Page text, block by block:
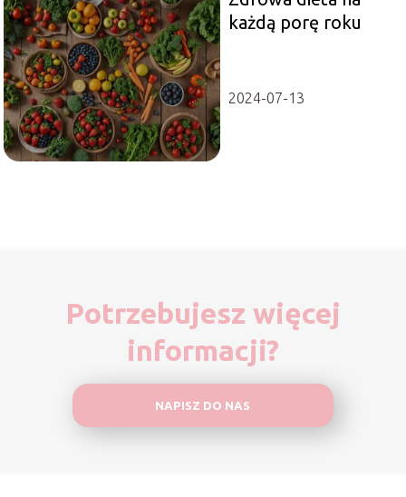
każdą porę roku
2024-07-13
Potrzebujesz więcej
informacji?
NAPISZ DO NAS